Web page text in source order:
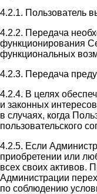
4.2.1. Пользователь
4.2.2. Передача
функционирования
функциональных
4.2.3. Передача
4.2.4. В целях
и законных
в случаях, когда
пользовательского
4.2.5. Если
приобретении или
всех своих активов.
Администрации
по соблюдению